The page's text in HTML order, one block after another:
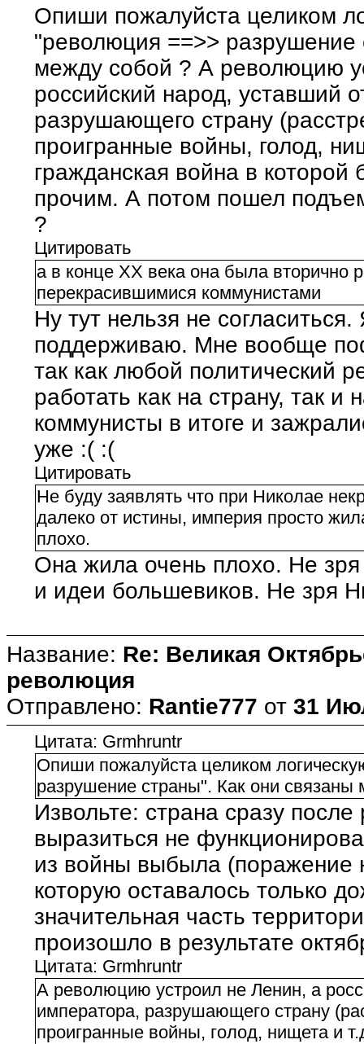
Опиши пожалуйста целиком
"революция ==>> разрушение
между собой ? А революцию
российский народ, уставший
разрушающего страну
проигранные войны, голод,
гражданская война в
прочим. А потом пошел
?
Цитировать
а в конце XX века она была вторично
перекрасившимися коммунистами
Ну тут нельзя не
поддерживаю. Мне вообще
так как любой политический
работать как на страну, так
коммунисты в итоге и
уже :( :(
Цитировать
Не буду заявлять что при Николае
далеко от истины, империя просто
плохо.
Она жила очень плохо. Не
и идеи большевиков. Не зря
Название: Re: Великая
революция
Отправлено: Rantie777 от 31
Цитата: Grmhruntr
Опиши пожалуйста целиком
разрушение страны". Как они связаны
Извольте: страна сразу
выразиться не
из войны выбыла (поражение
которую оставалось только
значительная часть
произошло в результате
Цитата: Grmhruntr
А революцию устроил не Ленин, а
императора, разрушающего страну
проигранные войны, голод, нищета и